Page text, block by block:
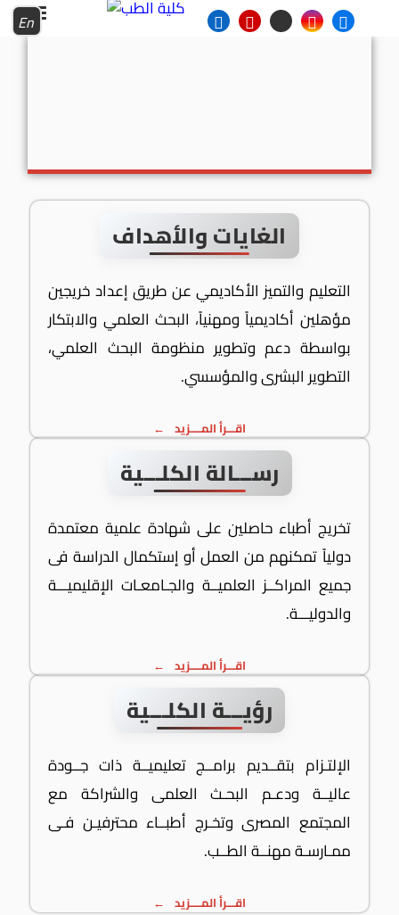
En
الغايات والأهداف
التعليم والتميز الأكاديمي عن طريق إعداد خريجين
مؤهلين أكاديمياً ومهنياً، البحث العلمي والابتكار
بواسطة دعم وتطوير منظومة البحث العلمي،
التطوير البشرى والمؤسسي.
اقـــرأ المــــزيد
رســـالة الكلـــية
تخريج أطباء حاصلين على شهادة علمية معتمدة
دولياً تمكنهم من العمل أو إستكمال الدراسة فى
جميع المراكــز العلميــة والجـامعـات الإقليميـــة
والدوليـــة.
اقـــرأ المــــزيد
رؤيـــة الكلـــية
الإلتـزام بتقــديم برامــج تعليميــة ذات جــودة
عاليــة ودعـم البحـث العلمى والشراكة مع
المجتمع المصرى وتخـرج أطبــاء محترفيـن فـى
ممـارسـة مهنــة الطــب.
اقـــرأ المــــزيد